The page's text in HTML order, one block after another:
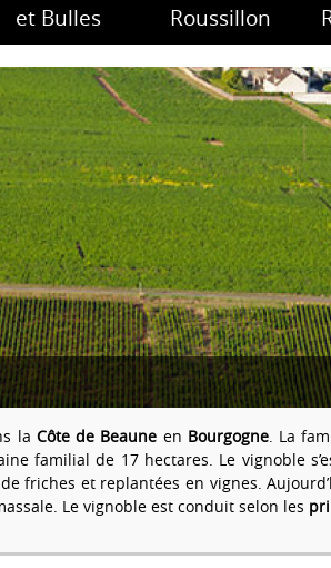
et Bulles
Roussillon
la Côte de Beaune en Bourgogne. La
familial de 17 hectares. Le vignoble
friches et replantées en vignes.
Le vignoble est conduit selon les